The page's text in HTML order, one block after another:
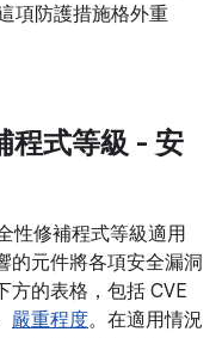
項防護措施格外重
程式等級 - 安
性修補程式等級適用
的元件將各項安全漏洞
方的表格，包括 CVE
嚴重程度。在適用情況